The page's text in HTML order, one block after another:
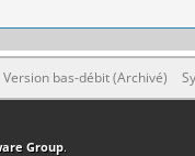
Version bas-débit (Archivé)
Group.